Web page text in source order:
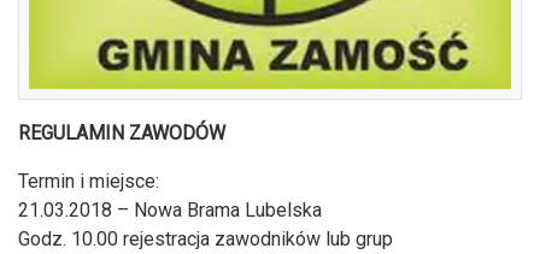
REGULAMIN ZAWODÓW
Termin i miejsce:
21.03.2018 – Nowa Brama Lubelska
Godz. 10.00 rejestracja zawodników lub grup